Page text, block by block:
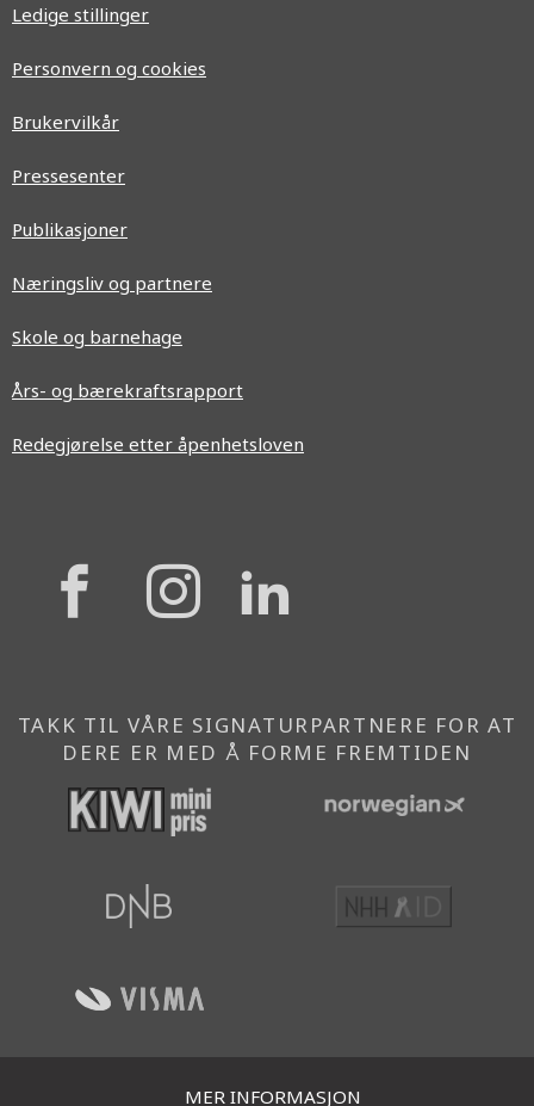
Ledige stillinger
Personvern og cookies
Brukervilkår
Pressesenter
Publikasjoner
Næringsliv og partnere
Skole og barnehage
Års- og bærekraftsrapport
Redegjørelse etter åpenhetsloven
{{
'Facebook'|t
}}
{{
}}
TAKK TIL VÅRE SIGNATURPARTNERE FOR AT
DERE ER MED Å FORME FREMTIDEN
MER INFORMASJON